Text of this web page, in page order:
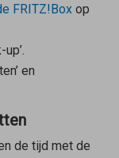
FRITZ!Boxop
en
de tijd met de